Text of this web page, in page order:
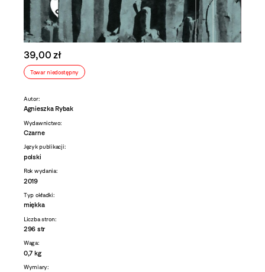
39,00 zł
Towar niedostępny
Autor:
Agnieszka Rybak
Wydawnictwo:
Czarne
Język publikacji:
polski
Rok wydania:
2019
Typ okładki:
miękka
Liczba stron:
296 str
Waga:
0,7 kg
Wymiary: